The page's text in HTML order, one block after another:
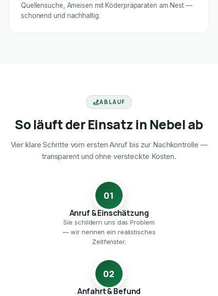
Quellensuche, Ameisen mit Köderpräparaten am Nest —
schonend und nachhaltig.
ABLAUF
So läuft der Einsatz in Nebel ab
Vier klare Schritte vom ersten Anruf bis zur Nachkontrolle —
transparent und ohne versteckte Kosten.
01
Anruf & Einschätzung
Sie schildern uns das Problem
— wir nennen ein realistisches
Zeitfenster.
02
Anfahrt & Befund